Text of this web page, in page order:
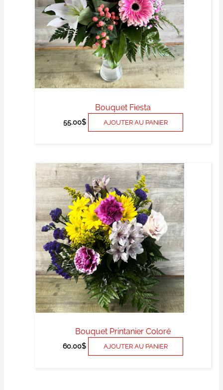
Bouquet Fiesta
55.00$ AJOUTER AU PANIER
Bouquet Printanier Coloré
60.00$ AJOUTER AU PANIER